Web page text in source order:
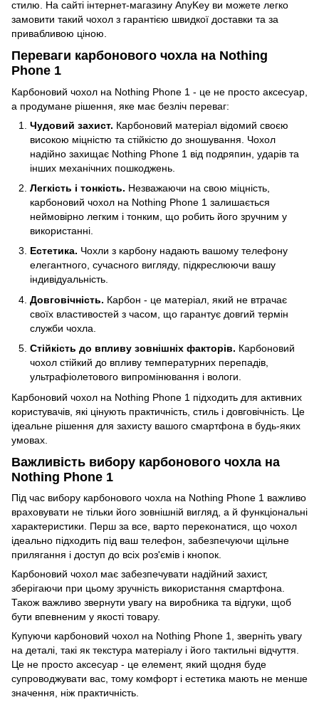
стилю. На сайті інтернет-магазину AnyKey ви можете легко
замовити такий чохол з гарантією швидкої доставки та за
привабливою ціною.
Переваги карбонового чохла на Nothing
Phone 1
Карбоновий чохол на Nothing Phone 1 - це не просто аксесуар,
а продумане рішення, яке має безліч переваг:
Чудовий захист. Карбоновий матеріал відомий своєю
високою міцністю та стійкістю до зношування. Чохол
надійно захищає Nothing Phone 1 від подряпин, ударів та
інших механічних пошкоджень.
Легкість і тонкість. Незважаючи на свою міцність,
карбоновий чохол на Nothing Phone 1 залишається
неймовірно легким і тонким, що робить його зручним у
використанні.
Естетика. Чохли з карбону надають вашому телефону
елегантного, сучасного вигляду, підкреслюючи вашу
індивідуальність.
Довговічність. Карбон - це матеріал, який не втрачає
своїх властивостей з часом, що гарантує довгий термін
служби чохла.
Стійкість до впливу зовнішніх факторів. Карбоновий
чохол стійкий до впливу температурних перепадів,
ультрафіолетового випромінювання і вологи.
Карбоновий чохол на Nothing Phone 1 підходить для активних
користувачів, які цінують практичність, стиль і довговічність. Це
ідеальне рішення для захисту вашого смартфона в будь-яких
умовах.
Важливість вибору карбонового чохла на
Nothing Phone 1
Під час вибору карбонового чохла на Nothing Phone 1 важливо
враховувати не тільки його зовнішній вигляд, а й функціональні
характеристики. Перш за все, варто переконатися, що чохол
ідеально підходить під ваш телефон, забезпечуючи щільне
прилягання і доступ до всіх роз'ємів і кнопок.
Карбоновий чохол має забезпечувати надійний захист,
зберігаючи при цьому зручність використання смартфона.
Також важливо звернути увагу на виробника та відгуки, щоб
бути впевненим у якості товару.
Купуючи карбоновий чохол на Nothing Phone 1, зверніть увагу
на деталі, такі як текстура матеріалу і його тактильні відчуття.
Це не просто аксесуар - це елемент, який щодня буде
супроводжувати вас, тому комфорт і естетика мають не менше
значення, ніж практичність.